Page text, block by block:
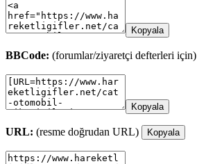
Kopyala
BBCode: (forumlar/ziyaretçi defterleri için)
Kopyala
URL: (resme doğrudan URL) Kopyala